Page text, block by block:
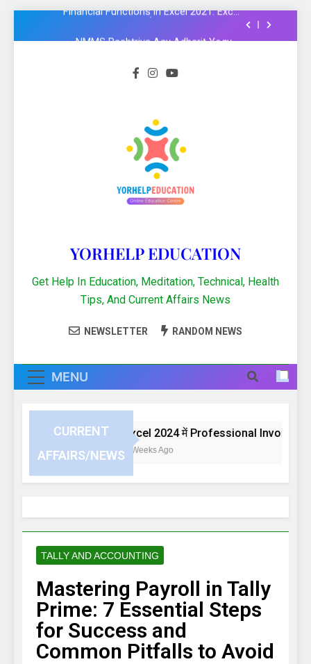
chhatravratti Pariksha 2025-26: Know
get CCC certificate in 2024
Financial Functions in Excel 2021: Excel
Formula और Functions in Hindi
NMMS Rashtriya Aay Adharit Yogyta
chhatravratti Pariksha 2025-26: Know
important steps to apply
CCC Course: Know All important details to
get CCC certificate in 2024
YORHELP EDUCATION
Get Help In Education, Meditation, Technical, Health
Tips, And Current Affairs News
NEWSLETTER RANDOM NEWS
MENU
CURRENT
AFFAIRS/NEWS
Excel 2024 में Professional Invoice या
4 Weeks Ago
TALLY AND ACCOUNTING
Mastering Payroll in Tally
Prime: 7 Essential Steps
for Success and
Common Pitfalls to Avoid